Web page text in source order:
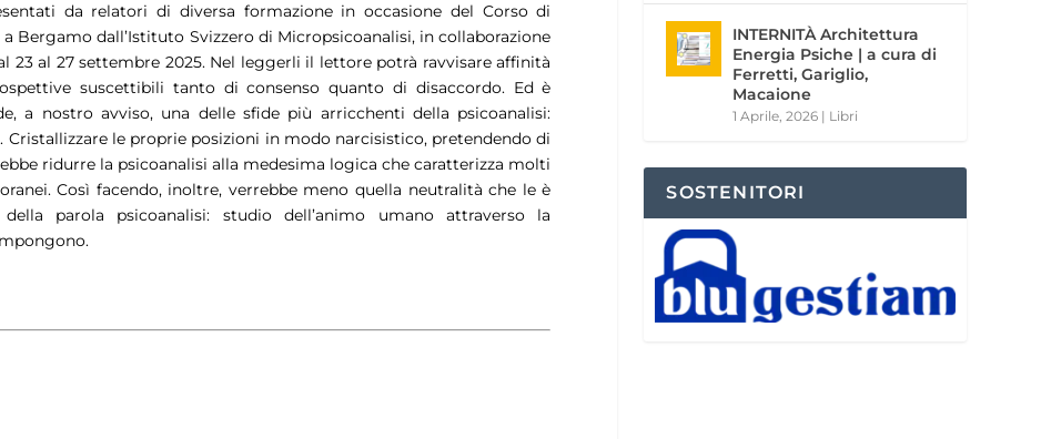
da relatori di diversa formazione in occasione del Corso di
Bergamo dall’Istituto Svizzero di Micropsicoanalisi, in collaborazione
23 al 27 settembre 2025. Nel leggerli il lettore potrà ravvisare affinità
suscettibili tanto di consenso quanto di disaccordo. Ed è
a nostro avviso, una delle sfide più arricchenti della psicoanalisi:
Cristallizzare le proprie posizioni in modo narcisistico, pretendendo di
ridurre la psicoanalisi alla medesima logica che caratterizza molti
Così facendo, inoltre, verrebbe meno quella neutralità che le è
parola psicoanalisi: studio dell’animo umano attraverso la
INTERNITÀ Architettura
Energia Psiche | a cura di
Ferretti, Gariglio,
Macaione
1 Aprile, 2026 | Libri
SOSTENITORI